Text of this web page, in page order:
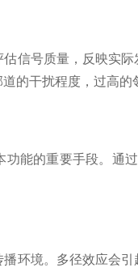
号质量，反映实际
的干扰程度，过高
的重要手段。通过
境。多径效应会引